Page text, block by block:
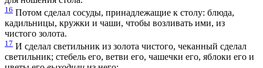
16 Потом сделал сосуды, принадлежащие к столу: блюда,
кадильницы, кружки и чаши, чтобы возливать ими, из
чистого золота.
17 И сделал светильник из золота чистого, чеканный сделал
светильник; стебель его, ветви его, чашечки его, яблоки его и